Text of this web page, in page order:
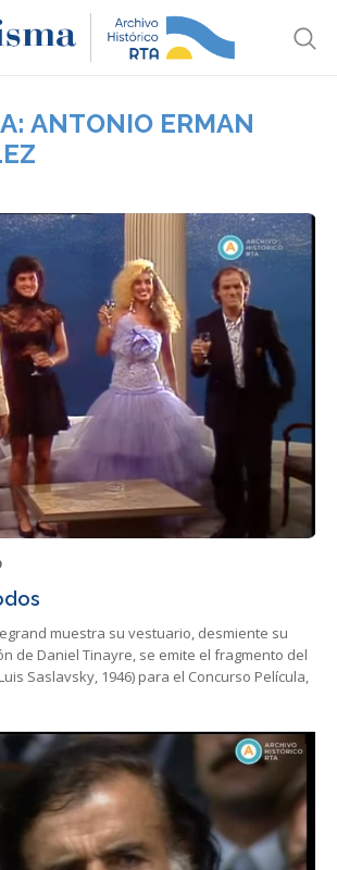
ANTONIO ERMAN
muestra su vestuario, desmiente su
de Daniel Tinayre, se emite el fragmento del
Saslavsky, 1946) para el Concurso Película,